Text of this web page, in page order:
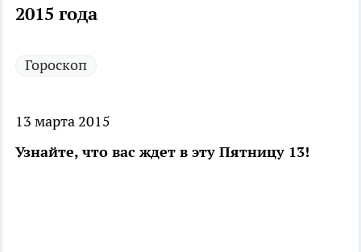
2015 года
Гороскоп
13 марта 2015
Узнайте, что вас ждет в эту Пятницу 13!